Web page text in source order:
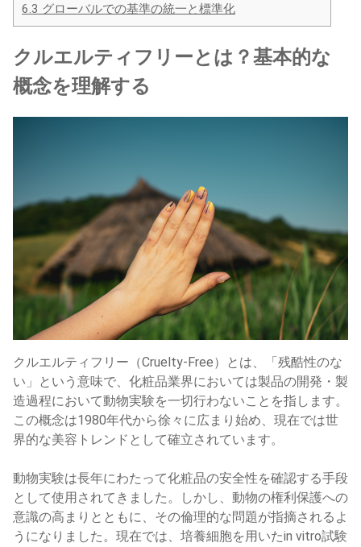
6.3 グローバルでの基準の統一と標準化
クルエルティフリーとは？基本的な
概念を理解する
クルエルティフリー（Cruelty-Free）とは、「残酷性のな
い」という意味で、化粧品業界においては製品の開発・製
造過程において動物実験を一切行わないことを指します。
この概念は1980年代から徐々に広まり始め、現在では世
界的な美容トレンドとして確立されています。
動物実験は長年にわたって化粧品の安全性を確認する手段
として使用されてきました。しかし、動物の権利保護への
意識の高まりとともに、その倫理的な問題が指摘されるよ
うになりました。現在では、培養細胞を用いたin vitro試験